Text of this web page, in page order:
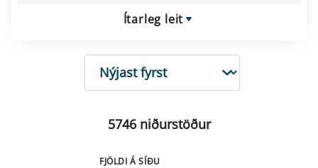
Ítarleg leit
RÖÐUN
5746 niðurstöður
FJÖLDI Á SÍÐU